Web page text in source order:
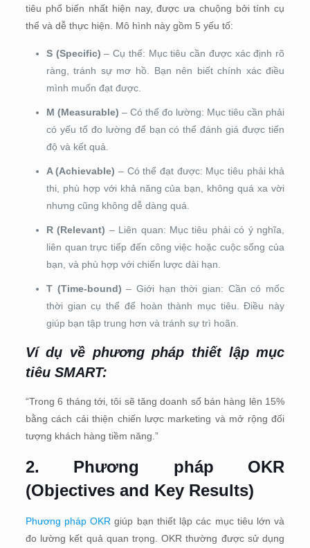
tiêu phổ biến nhất hiện nay, được ưa chuộng bởi tính cụ
thể và dễ thực hiện. Mô hình này gồm 5 yếu tố:
S (Specific) – Cụ thể: Mục tiêu cần được xác định rõ
ràng, tránh sự mơ hồ. Bạn nên biết chính xác điều
mình muốn đạt được.
M (Measurable) – Có thể đo lường: Mục tiêu cần phải
có yếu tố đo lường để bạn có thể đánh giá được tiến
độ và kết quả.
A (Achievable) – Có thể đạt được: Mục tiêu phải khả
thi, phù hợp với khả năng của bạn, không quá xa vời
nhưng cũng không dễ dàng quá.
R (Relevant) – Liên quan: Mục tiêu phải có ý nghĩa,
liên quan trực tiếp đến công việc hoặc cuộc sống của
bạn, và phù hợp với chiến lược dài hạn.
T (Time-bound) – Giới hạn thời gian: Cần có mốc
thời gian cụ thể để hoàn thành mục tiêu. Điều này
giúp bạn tập trung hơn và tránh sự trì hoãn.
Ví dụ về phương pháp thiết lập mục
tiêu SMART:
“Trong 6 tháng tới, tôi sẽ tăng doanh số bán hàng lên 15%
bằng cách cải thiện chiến lược marketing và mở rộng đối
tượng khách hàng tiềm năng.”
2. Phương pháp OKR
(Objectives and Key Results)
Phương pháp OKR giúp bạn thiết lập các mục tiêu lớn và
đo lường kết quả quan trọng. OKR thường được sử dụng